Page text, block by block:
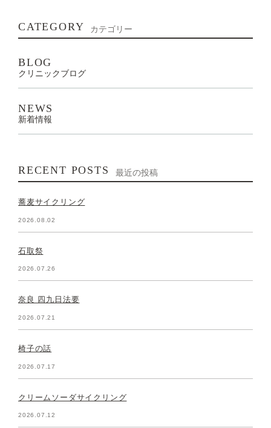
CATEGORY カテゴリー
BLOG
クリニックブログ
NEWS
新着情報
RECENT POSTS 最近の投稿
蕎麦サイクリング
2026.08.02
石取祭
2026.07.26
奈良 四九日法要
2026.07.21
椅子の話
2026.07.17
クリームソーダサイクリング
2026.07.12